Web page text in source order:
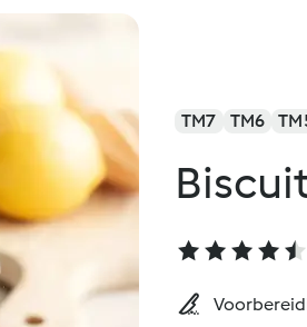
TM7 TM6